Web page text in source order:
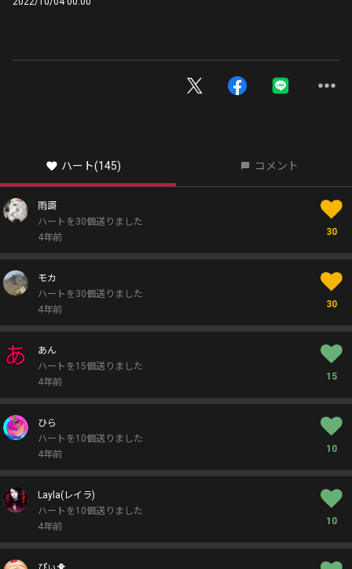
ハート(145) コメント
雨謌
ハートを30個送りました
4年前
30
モカ
ハートを30個送りました
4年前
30
あん
ハートを15個送りました
4年前
15
ひら
ハートを10個送りました
4年前
10
Layla(レイラ)
ハートを10個送りました
4年前
10